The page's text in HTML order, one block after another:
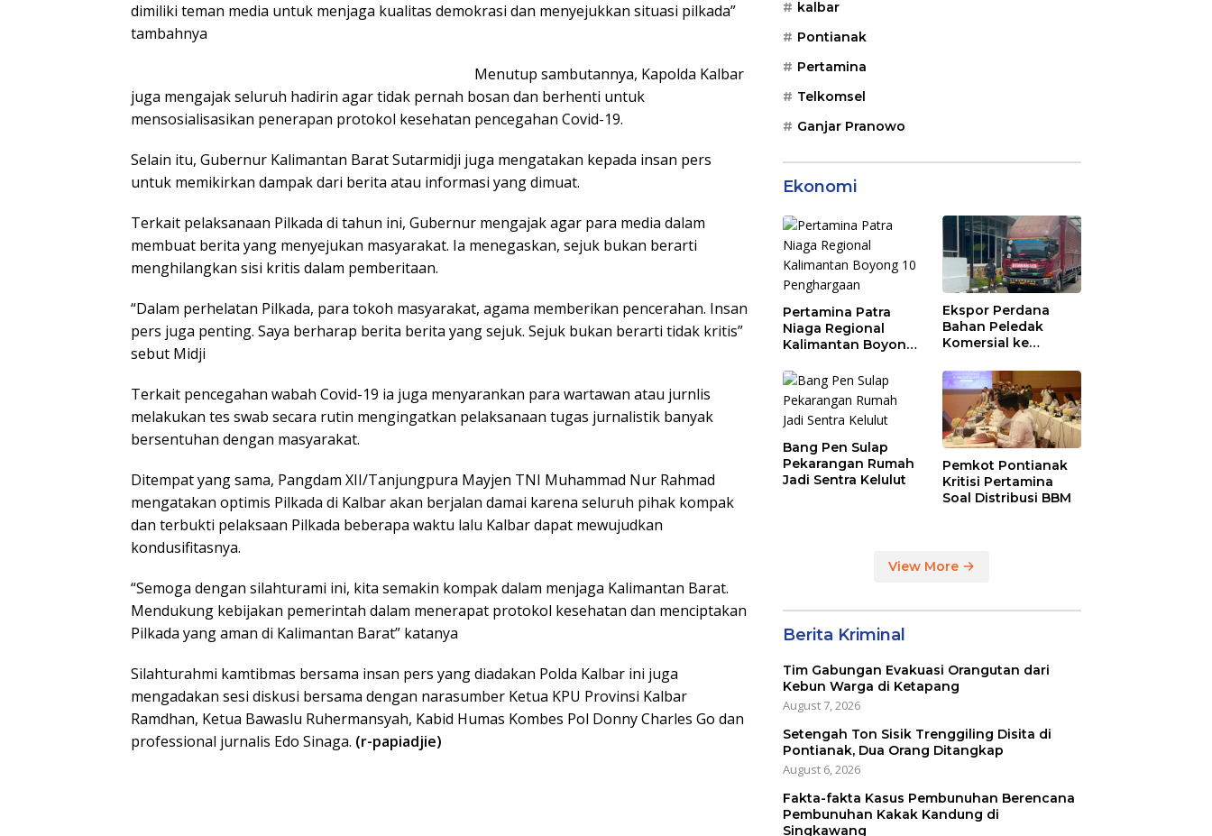
dimiliki teman media untuk menjaga kualitas demokrasi dan menyejukkan situasi pilkada”
tambahnya
Menutup sambutannya, Kapolda Kalbar
juga mengajak seluruh hadirin agar tidak pernah bosan dan berhenti untuk
mensosialisasikan penerapan protokol kesehatan pencegahan Covid-19.
Selain itu, Gubernur Kalimantan Barat Sutarmidji juga mengatakan kepada insan pers
untuk memikirkan dampak dari berita atau informasi yang dimuat.
Terkait pelaksanaan Pilkada di tahun ini, Gubernur mengajak agar para media dalam
membuat berita yang menyejukan masyarakat. Ia menegaskan, sejuk bukan berarti
menghilangkan sisi kritis dalam pemberitaan.
“Dalam perhelatan Pilkada, para tokoh masyarakat, agama memberikan pencerahan. Insan
pers juga penting. Saya berharap berita berita yang sejuk. Sejuk bukan berarti tidak kritis”
sebut Midji
Terkait pencegahan wabah Covid-19 ia juga menyarankan para wartawan atau jurnlis
melakukan tes swab secara rutin mengingatkan pelaksanaan tugas jurnalistik banyak
bersentuhan dengan masyarakat.
Ditempat yang sama, Pangdam XII/Tanjungpura Mayjen TNI Muhammad Nur Rahmad
mengatakan optimis Pilkada di Kalbar akan berjalan damai karena seluruh pihak kompak
dan terbukti pelaksaan Pilkada beberapa waktu lalu Kalbar dapat mewujudkan
kondusifitasnya.
“Semoga dengan silahturami ini, kita semakin kompak dalam menjaga Kalimantan Barat.
Mendukung kebijakan pemerintah dalam menerapat protokol kesehatan dan menciptakan
Pilkada yang aman di Kalimantan Barat” katanya
Silahturahmi kamtibmas bersama insan pers yang diadakan Polda Kalbar ini juga
mengadakan sesi diskusi bersama dengan narasumber Ketua KPU Provinsi Kalbar
Ramdhan, Ketua Bawaslu Ruhermansyah, Kabid Humas Kombes Pol Donny Charles Go dan
professional jurnalis Edo Sinaga. (r-papiadjie)
kalbar
Pontianak
Pertamina
Telkomsel
Ganjar Pranowo
Ekonomi
Pertamina Patra
Niaga Regional
Kalimantan Boyong
Ekspor Perdana
Bahan Peledak
Komersial ke
PLBN Entikong
Bang Pen Sulap
Pekarangan Rumah
Jadi Sentra Kelulut
Pemkot Pontianak
Kritisi Pertamina
Soal Distribusi BBM
View More
Berita Kriminal
Tim Gabungan Evakuasi Orangutan dari
Kebun Warga di Ketapang
August 7, 2026
Setengah Ton Sisik Trenggiling Disita di
Pontianak, Dua Orang Ditangkap
August 6, 2026
Fakta-fakta Kasus Pembunuhan Berencana
Pembunuhan Kakak Kandung di
Singkawang